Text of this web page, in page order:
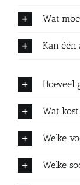
Wat
Kan één
Hoeveel
Wat
Welke
Welke